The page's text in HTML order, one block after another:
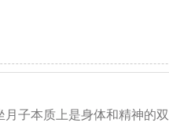
子本质上是身体和精神的